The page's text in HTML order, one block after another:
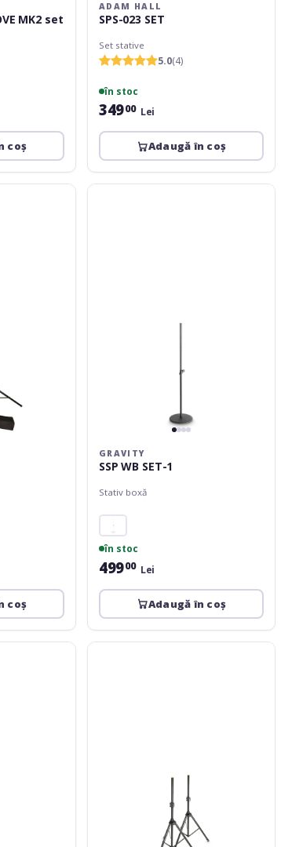
MK2 set
coș
ADAM HALL
SPS-023 SET
Set stative
5.0(4)
în stoc
34900 Lei
Adaugă în coș
coș
Gravity
GRAVITY
SSP WB SET-1
Stativ boxă
în stoc
49900 Lei
Adaugă în coș
Gravity